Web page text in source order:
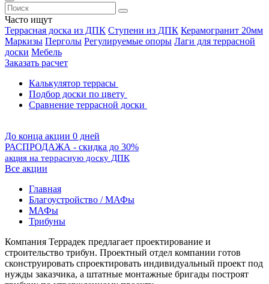
Часто ищут
Террасная доска из ДПК Ступени из ДПК Керамогранит 20мм
Маркизы Перголы Регулируемые опоры Лаги для террасной
доски Мебель
Заказать расчет
Калькулятор террасы
Подбор доски по цвету
Сравнение террасной доски
До конца акции 0 дней
РАСПРОДАЖА - скидка до 30%
акция на террасную доску ДПК
Все акции
Главная
Благоустройство / МАФы
МАФы
Трибуны
Компания Террадек предлагает проектирование и
строительство трибун. Проектный отдел компании готов
сконструировать спроектировать индивидуальный проект под
нужды заказчика, а штатные монтажные бригады построят